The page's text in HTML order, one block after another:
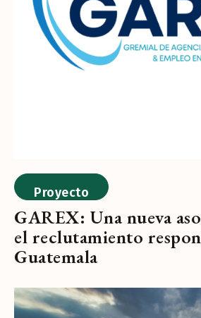
Proyecto
GAREX: Una nueva
el reclutamiento
Guatemala